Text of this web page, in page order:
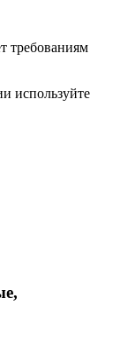
требованиям
используйте